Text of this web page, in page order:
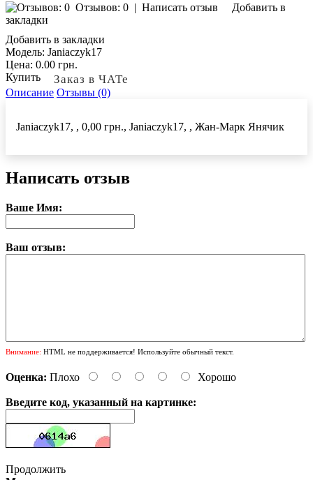
Отзывов: 0 | Написать отзыв
Добавить в
закладки
Добавить в закладки
Модель: Janiaczyk17
Цена: 0.00 грн.
Купить
Заказ в ЧАТе
Описание Отзывы (0)
Janiaczyk17, , 0,00 грн., Janiaczyk17, , Жан-Марк Янячик
Написать отзыв
Ваше Имя:
Ваш отзыв:
Внимание: HTML не поддерживается! Используйте обычный текст.
Оценка: Плохо Хорошо
Введите код, указанный на картинке:
Продолжить